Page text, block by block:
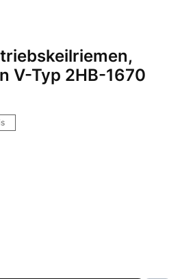
V-Typ 2HB-1670